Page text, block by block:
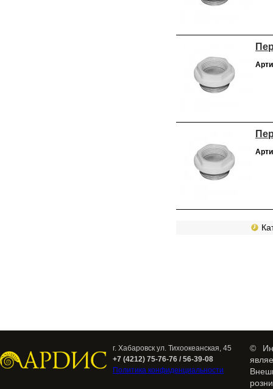
г. Хабаровск ул. Тихоокеанская, 45
+7 (4212) 75-76-76 / 56-39-08
Политика конфиденциальности
©